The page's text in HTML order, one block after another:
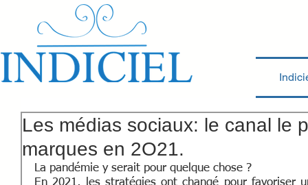
Les médias sociaux: le canal le
marques en 2O21.
La pandémie y serait pour quelque chose ?
En 2021, les stratégies ont changé pour favoriser